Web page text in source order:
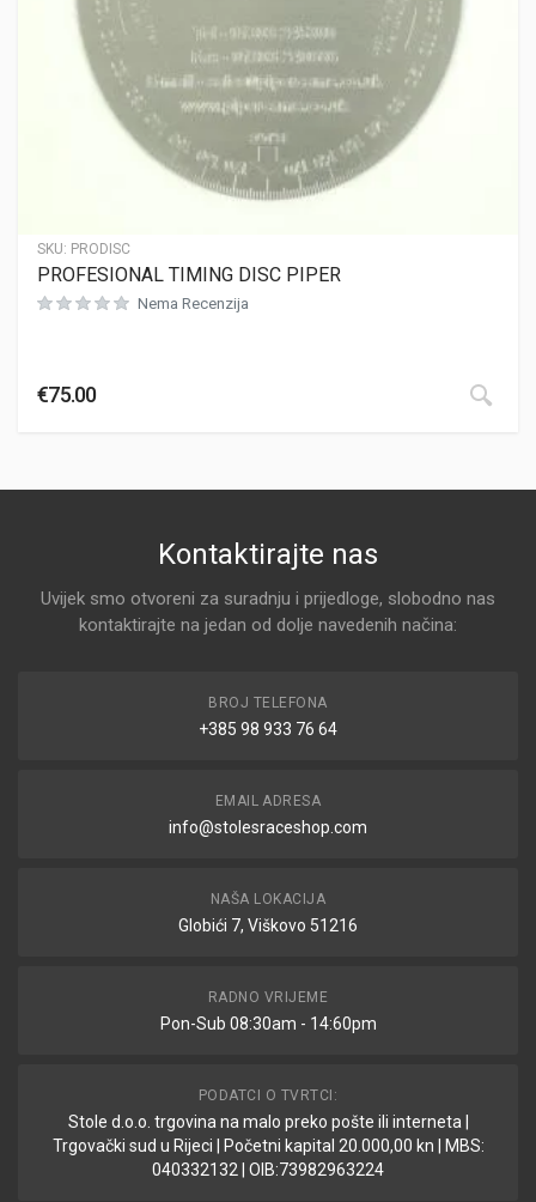
SKU: PRODISC
PROFESIONAL TIMING DISC PIPER
Nema Recenzija
€75.00
Kontaktirajte nas
Uvijek smo otvoreni za suradnju i prijedloge, slobodno nas
kontaktirajte na jedan od dolje navedenih načina:
BROJ TELEFONA
+385 98 933 76 64
EMAIL ADRESA
info@stolesraceshop.com
NAŠA LOKACIJA
Globići 7, Viškovo 51216
RADNO VRIJEME
Pon-Sub 08:30am - 14:60pm
PODATCI O TVRTCI:
Stole d.o.o. trgovina na malo preko pošte ili interneta |
Trgovački sud u Rijeci | Početni kapital 20.000,00 kn | MBS:
040332132 | OIB:73982963224